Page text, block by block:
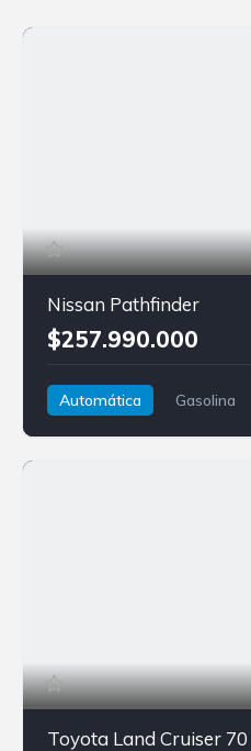
Nissan Pathfinder
$257.990.000
Automática Gasolina
Toyota Land Cruiser 70